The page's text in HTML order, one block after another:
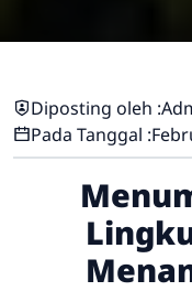
Diposting oleh :
Pada Tanggal :